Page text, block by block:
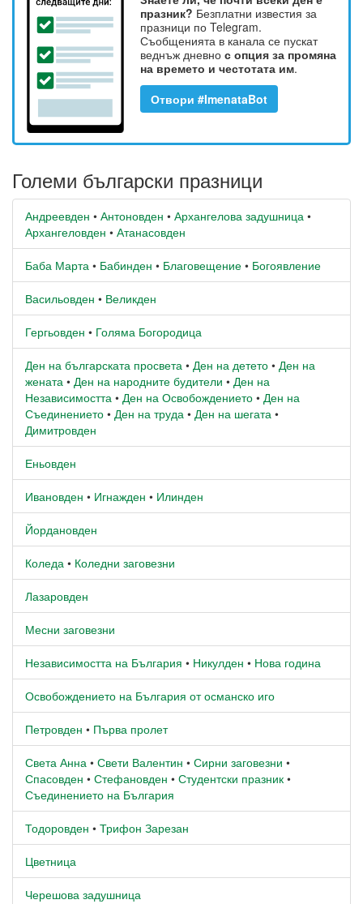
празник? Безплатни известия за
празници по Telegram.
Съобщенията в канала се пускат
веднъж дневно с опция за промяна
на времето и честотата им.
Отвори #ImenataBot
Големи български празници
Андреевден • Антоновден • Архангелова задушница •
Архангеловден • Атанасовден
Баба Марта • Бабинден • Благовещение • Богоявление
Васильовден • Великден
Гергьовден • Голяма Богородица
Ден на българската просвета • Ден на детето • Ден на
жената • Ден на народните будители • Ден на
Независимостта • Ден на Освобождението • Ден на
Съединението • Ден на труда • Ден на шегата •
Димитровден
Еньовден
Ивановден • Игнажден • Илинден
Йордановден
Коледа • Коледни заговезни
Лазаровден
Месни заговезни
Независимостта на България • Никулден • Нова година
Освобождението на България от османско иго
Петровден • Първа пролет
Света Анна • Свети Валентин • Сирни заговезни •
Спасовден • Стефановден • Студентски празник •
Съединението на България
Тодоровден • Трифон Зарезан
Цветница
Черешова задушница